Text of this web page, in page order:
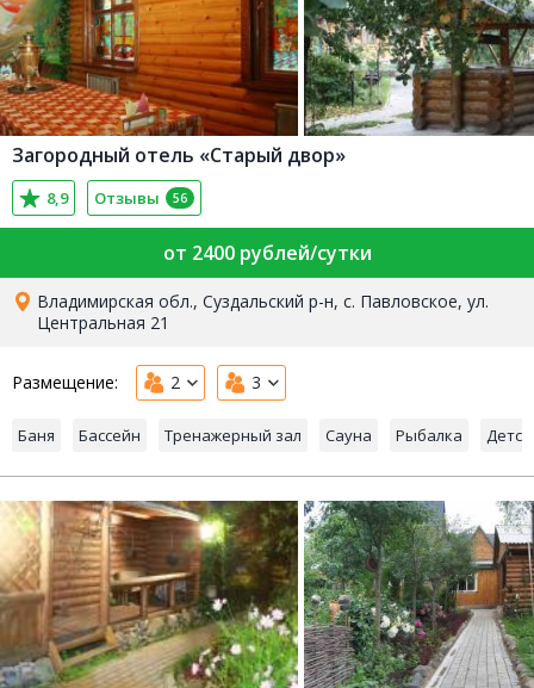
Загородный отель «Старый двор»
8,9 Отзывы 56
от 2400 рублей/сутки
Владимирская обл., Суздальский р-н, с. Павловское, ул.
Центральная 21
Размещение: 2 3
Баня Бассейн Тренажерный зал Сауна Рыбалка